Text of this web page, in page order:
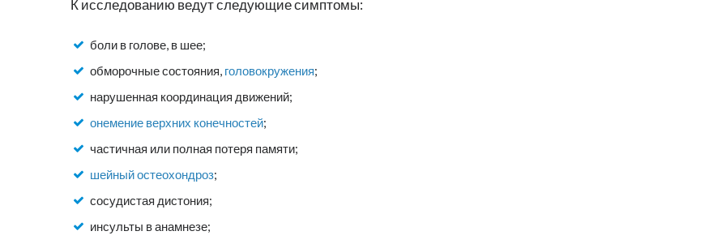
К исследованию ведут следующие симптомы:
боли в голове, в шее;
обморочные состояния, головокружения;
нарушенная координация движений;
онемение верхних конечностей;
частичная или полная потеря памяти;
шейный остеохондроз;
сосудистая дистония;
инсульты в анамнезе;